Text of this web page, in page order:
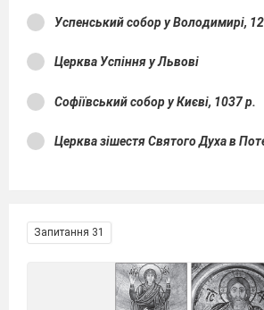
Успенський собор у Володимирі,
Церква Успіння у Львові
Софіївський собор у Києві, 1037 р.
Церква зішестя Святого Духа в
Запитання 31